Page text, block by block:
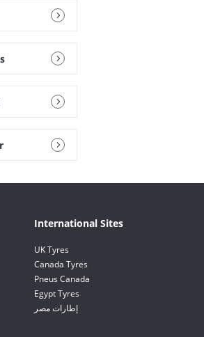
International Sites
UK Tyres
Canada Tyres
Pneus Canada
Egypt Tyres
إطارات مصر